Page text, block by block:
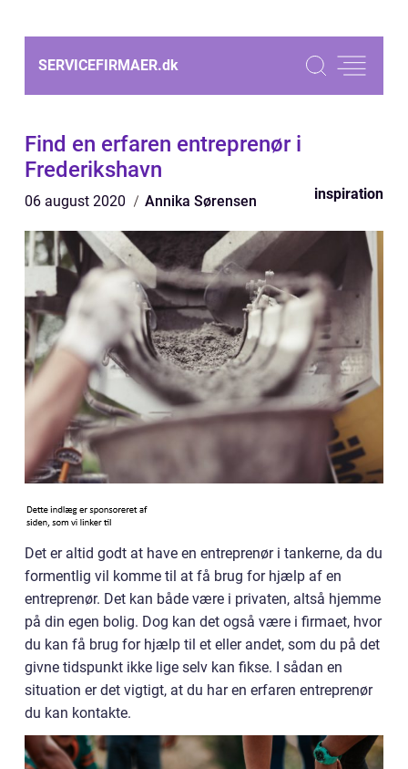
SERVICEFIRMAER.dk
Find en erfaren entreprenør i
Frederikshavn
06 august 2020 Annika Sørensen inspiration
Det er altid godt at have en entreprenør i tankerne, da du
formentlig vil komme til at få brug for hjælp af en
entreprenør. Det kan både være i privaten, altså hjemme
på din egen bolig. Dog kan det også være i firmaet, hvor
du kan få brug for hjælp til et eller andet, som du på det
givne tidspunkt ikke lige selv kan fikse. I sådan en
situation er det vigtigt, at du har en erfaren entreprenør
du kan kontakte.